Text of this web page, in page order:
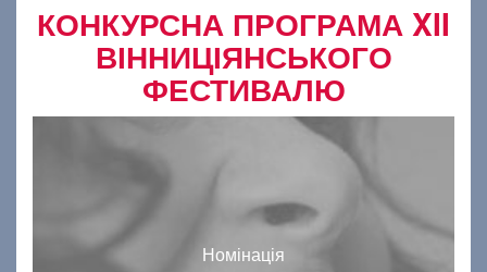
КОНКУРСНА ПРОГРАМА XII
ВІННИЦІЯНСЬКОГО
ФЕСТИВАЛЮ
Номінація